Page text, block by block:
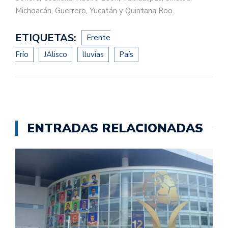
Michoacán, Guerrero, Yucatán y Quintana Roo.
ETIQUETAS:
Frente
Frío
JAlisco lluvias País
ENTRADAS RELACIONADAS